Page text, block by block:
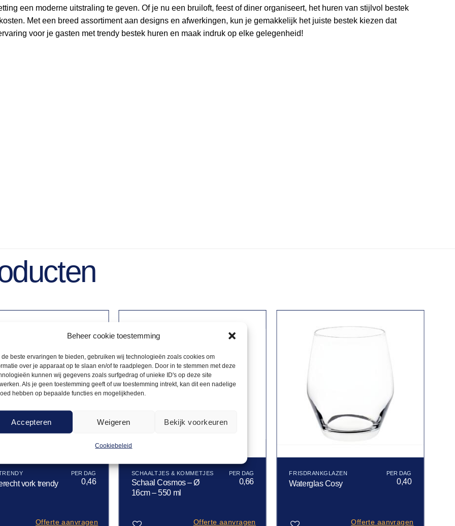
Beheer cookie toestemming
de beste ervaringen te bieden, gebruiken wij technologieën zoals cookies om
over je apparaat op te slaan en/of te raadplegen. Door in te stemmen met deze
kunnen wij gegevens zoals surfgedrag of unieke ID's op deze site
Als je geen toestemming geeft of uw toestemming intrekt, kan dit een nadelige
hebben op bepaalde functies en mogelijkheden.
Accepteren Weigeren Bekijk voorkeuren
Cookiebeleid
een moderne uitstraling te geven. Of je nu een bruiloft, feest of diner organiseert, het huren van stijlvol bestek
Met een breed assortiment aan designs en afwerkingen, kun je gemakkelijk het juiste bestek kiezen dat
voor je gasten met trendy bestek huren en maak indruk op elke gelegenheid!
vork trendy 0,46
Offerte aanvragen
SCHAALTJES & KOMMETJES
Schaal Cosmos – Ø
16cm – 550 ml
0,66
Offerte aanvragen
FRISDRANKGLAZEN
Waterglas Cosy 0,40
Offerte aanvragen